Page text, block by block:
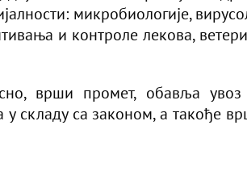
микробиологије,
и контроле лекова,
врши промет, обавља
складу са законом, а такође